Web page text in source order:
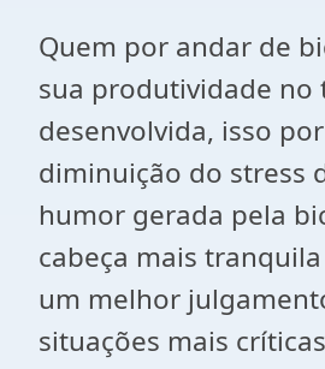
Quem por andar de
sua produtividade no
desenvolvida, isso
diminuição do stress
humor gerada pela
cabeça mais
um melhor
situações mais